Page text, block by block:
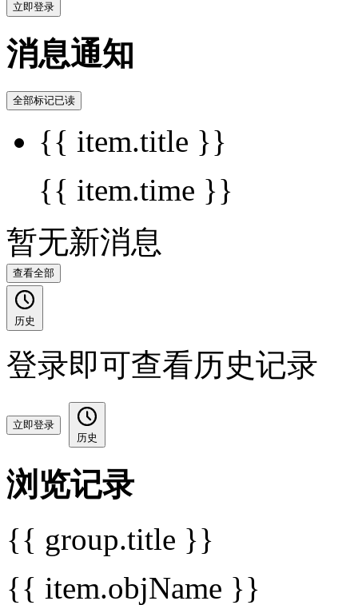
立即登录
消息通知
全部标记已读
{{ item.title }}
{{ item.time }}
暂无新消息
查看全部
历史
登录即可查看历史记录
立即登录
历史
浏览记录
{{ group.title }}
{{ item.objName }}